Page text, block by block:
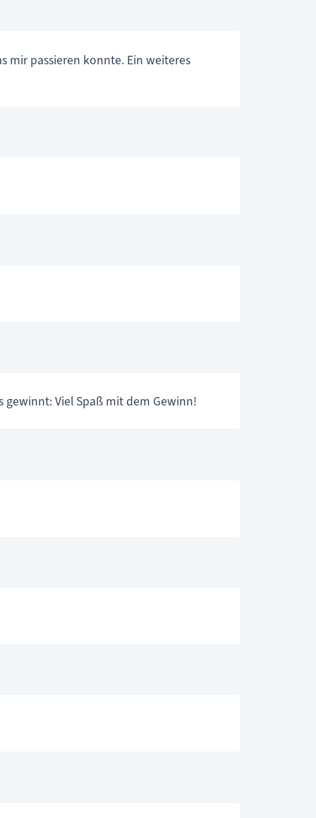
mir passieren konnte. Ein weiteres
Viel Spaß mit dem Gewinn!